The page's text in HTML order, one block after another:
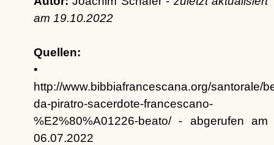
am 19.10.2022
Quellen:
•
http://www.bibbiafrancescana.org/santorale/
da-piratro-sacerdote-francescano-
%E2%80%A01226-beato/ - abgerufen am
06.07.2022